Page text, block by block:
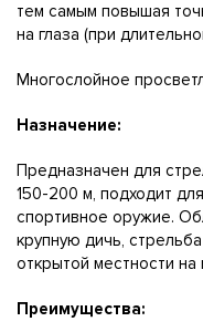
тем самым повышая
на глаза (при
Многослойное
Назначение:
Предназначен для
150-200 м, подходит
спортивное оружие.
крупную дичь,
открытой местности на
Преимущества: